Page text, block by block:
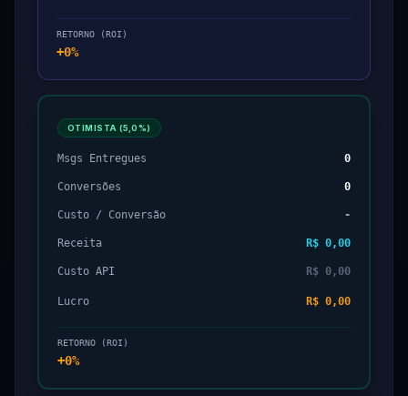
RETORNO (ROI)
+0%
OTIMISTA (5,0%)
Msgs Entregues 0
Conversões 0
Custo / Conversão -
Receita R$ 0,00
Custo API R$ 0,00
Lucro R$ 0,00
RETORNO (ROI)
+0%